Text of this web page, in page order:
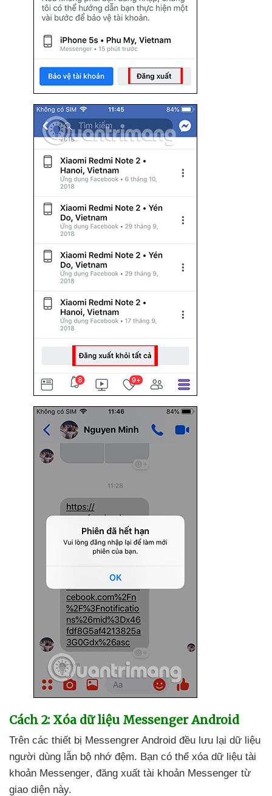
Cách 2: Xóa dữ liệu Messenger Android
Trên các thiết bị Messengrer Android đều lưu lại dữ liệu
người dùng lẫn bộ nhớ đệm. Bạn có thể xóa dữ liệu tài
khoản Messenger, đăng xuất tài khoản Messenger từ
giao diện này.